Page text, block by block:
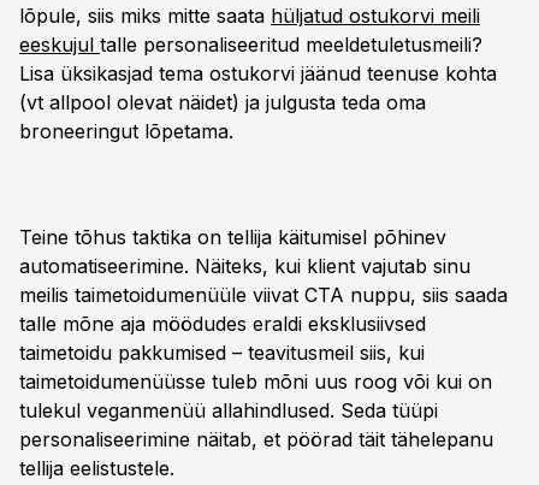
lõpule, siis miks mitte saata hüljatud ostukorvi meili
eeskujul talle personaliseeritud meeldetuletusmeili?
Lisa üksikasjad tema ostukorvi jäänud teenuse kohta
(vt allpool olevat näidet) ja julgusta teda oma
broneeringut lõpetama.
Teine tõhus taktika on tellija käitumisel põhinev
automatiseerimine. Näiteks, kui klient vajutab sinu
meilis taimetoidumenüüle viivat CTA nuppu, siis saada
talle mõne aja möödudes eraldi eksklusiivsed
taimetoidu pakkumised – teavitusmeil siis, kui
taimetoidumenüüsse tuleb mõni uus roog või kui on
tulekul veganmenüü allahindlused. Seda tüüpi
personaliseerimine näitab, et pöörad täit tähelepanu
tellija eelistustele.